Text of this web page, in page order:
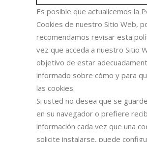
Es posible que actualicemos la
Cookies de nuestro Sitio Web,
recomendamos revisar esta
vez que acceda a nuestro Sitio
objetivo de estar
informado sobre cómo y para
las cookies.
Si usted no desea que se
en su navegador o prefiere
información cada vez que una
solicite instalarse, puede